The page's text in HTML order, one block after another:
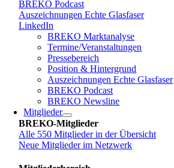
BREKO Podcast
Auszeichnungen Echte Glasfaser
LinkedIn
BREKO Marktanalyse
Termine/Veranstaltungen
Pressebereich
Position & Hintergrund
Auszeichnungen Echte Glasfaser
BREKO Podcast
BREKO Newsline
Mitglieder
BREKO-Mitglieder
Alle 550 Mitglieder in der Übersicht
Neue Mitglieder im Netzwerk